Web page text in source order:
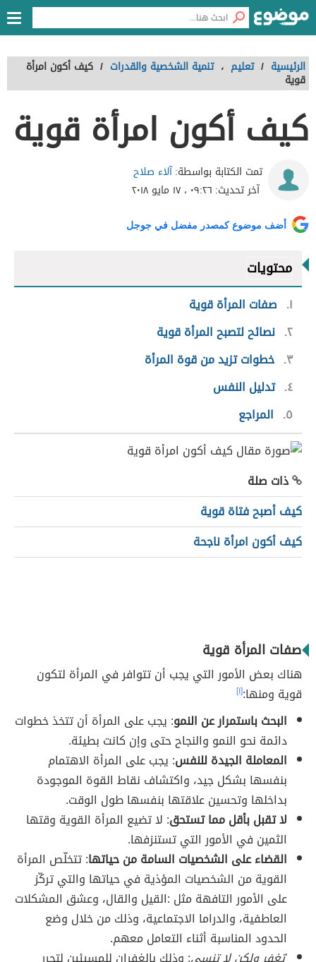
الرئيسية / تعليم ، تنمية الشخصية والقدرات / كيف أكون امرأة
قوية
كيف أكون امرأة قوية
تمت الكتابة بواسطة:آلاء صلاح
آخر تحديث: ٠٩:٢٦ ، ١٧ مايو ٢٠١٨
أضف موضوع كمصدر مفضل في جوجل
محتويات
١
صفات المرأة قوية
٢ نصائح لتصبح المرأة قوية
٣ خطوات تزيد من قوة المرأة
٤ تدليل النفس
٥
المراجع
ذات صلة
كيف أصبح فتاة قوية
كيف أكون امرأة ناجحة
صفات المرأة قوية
هناك بعض الأمور التي يجب أن تتوافر في المرأة لتكون
قوية ومنها:[١]
البحث باستمرار عن النمو: يجب على المرأة أن تتخذ خطوات
دائمة نحو النمو والنجاح حتى وإن كانت بطيئة.
المعاملة الجيدة للنفس: يجب على المرأة الاهتمام
بنفسها بشكل جيد، واكتشاف نقاط القوة الموجودة
بداخلها وتحسين علاقتها بنفسها طول الوقت.
لا تقبل بأقل مما تستحق: لا تضيع المرأة القوية وقتها
الثمين في الأمور التي تستنزفها.
القضاء على الشخصيات السامة من حياتها: تتخلّص المرأة
القوية من الشخصيات المؤذية في حياتها والتي تركّز
على الأمور التافهة مثل :القيل والقال، وعشق المشكلات
العاطفية، والدراما الاجتماعية، وذلك من خلال وضع
الحدود المناسبة أثناء التعامل معهم.